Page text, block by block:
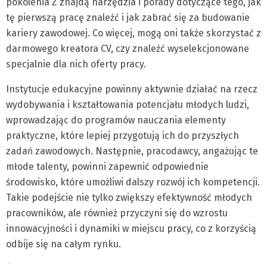
tę pierwszą pracę znaleźć i jak zabrać się za budowanie
kariery zawodowej. Co więcej, mogą oni także skorzystać z
darmowego kreatora CV, czy znaleźć wyselekcjonowane
specjalnie dla nich oferty pracy.
Instytucje edukacyjne powinny aktywnie działać na rzecz
wydobywania i kształtowania potencjału młodych ludzi,
wprowadzając do programów nauczania elementy
praktyczne, które lepiej przygotują ich do przyszłych
zadań zawodowych. Następnie, pracodawcy, angażując te
młode talenty, powinni zapewnić odpowiednie
środowisko, które umożliwi dalszy rozwój ich kompetencji.
Takie podejście nie tylko zwiększy efektywność młodych
pracowników, ale również przyczyni się do wzrostu
innowacyjności i dynamiki w miejscu pracy, co z korzyścią
odbije się na całym rynku.